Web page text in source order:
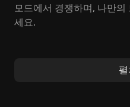
모드에서 경쟁하며, 나만
세요.
태, 차량 설정을 완벽하게